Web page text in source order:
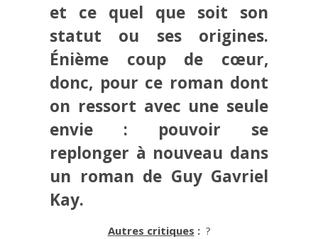
et ce quel que soit son
statut ou ses origines.
Énième coup de cœur,
donc, pour ce roman dont
on ressort avec une seule
envie : pouvoir se
replonger à nouveau dans
un roman de Guy Gavriel
Kay.
Autres critiques : ?